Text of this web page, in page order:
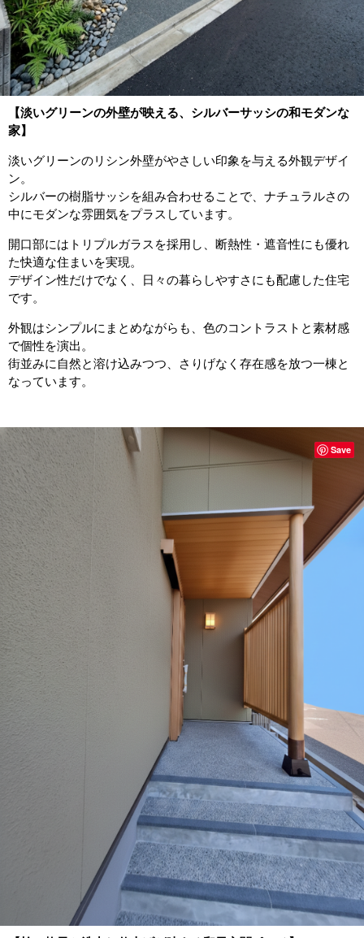
【淡いグリーンの外壁が映える、シルバーサッシの和モダンな
家】
淡いグリーンのリシン外壁がやさしい印象を与える外観デザイ
ン。
シルバーの樹脂サッシを組み合わせることで、ナチュラルさの
中にモダンな雰囲気をプラスしています。
開口部にはトリプルガラスを採用し、断熱性・遮音性にも優れ
た快適な住まいを実現。
デザイン性だけでなく、日々の暮らしやすさにも配慮した住宅
です。
外観はシンプルにまとめながらも、色のコントラストと素材感
で個性を演出。
街並みに自然と溶け込みつつ、さりげなく存在感を放つ一棟と
なっています。
Save